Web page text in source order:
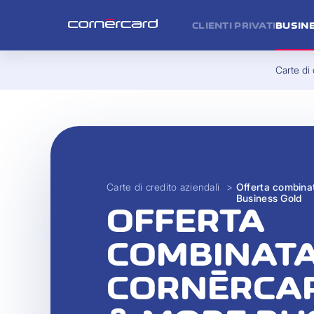
Carte di credito aziendali > Offerta
Business Gold
OFFERTA
CLIENTI PRIVATI
Carte di